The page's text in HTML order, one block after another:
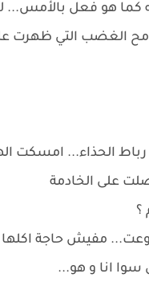
كما هو فعل
الغضب التي ظهرت
الحذاء... امسكت
على الخادمة
؟
مفيش حاجة
انا و هو...